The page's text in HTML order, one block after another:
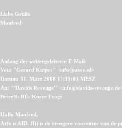
Liebe Grüße
Manfred
Anfang der weitergeleiteten E-Mail:
Von: "Gerard Kuiper" <info@ukce.nl>
Datum: 31. März 2008 17:35:03 MESZ
An: "'Davids Revenge'" <info@davids-
Betreff: RE: Kurze Frage
Hallo Manfred,
Arfe is AID. Hij is de vroegere voorzitter van de